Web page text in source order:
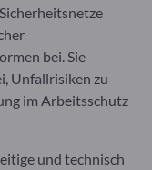
bei. Sie
Unfallrisiken zu
im Arbeitsschutz
und technisch